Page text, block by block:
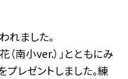
れました。
（南小ver.）」とともにみ
レゼントしました。練